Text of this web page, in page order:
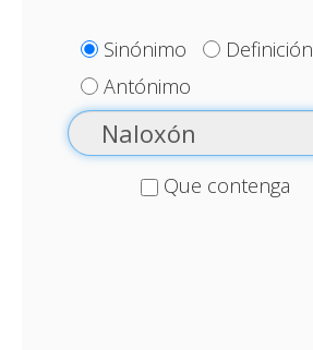
Sinónimo
Definición
Antónimo
Que contenga